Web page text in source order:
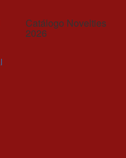
Catálogo Novelties
2026